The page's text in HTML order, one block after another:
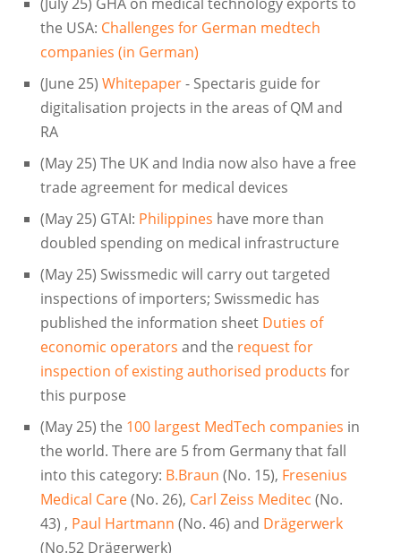
the USA: Challenges for German medtech
companies (in German)
(June 25) Whitepaper- Spectaris guide for
digitalisation projects in the areas of QM and
RA
(May 25) The UK and India now also have a free
trade agreement for medical devices
(May 25) GTAI: Philippines have more than
doubled spending on medical infrastructure
(May 25) Swissmedic will carry out targeted
inspections of importers; Swissmedic has
published the information sheetDuties of
economic operators and the request for
inspection of existing authorised products for
this purpose
(May 25) the 100 largest MedTech companies in
the world. There are 5 from Germany that fall
into this category: B.Braun (No. 15), Fresenius
Medical Care(No. 26), Carl Zeiss Meditec (No.
43) , Paul Hartmann (No. 46) and Drägerwerk
(No.52 Drägerwerk)